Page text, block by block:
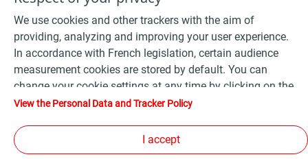
La Motte Servolex
470 Rue De La Briquerie - 73290
Voir tous les horaires
We use cookies and other trackers with the aim of
providing, analyzing and improving your user experience.
In accordance with French legislation, certain audience
measurement cookies are stored by default. You can
change your cookie settings at any time by clicking on the
"Manage my cookies" button. By clicking on the "Accept"
device. If you click on "Decline", only the technical cookies
required for the site to function correctly will be used. For
View the Personal Data and Tracker Policy
I accept